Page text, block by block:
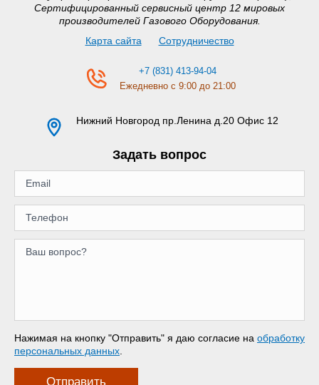
Сертифицированный сервисный центр 12 мировых
производителей Газового Оборудования.
Карта сайта
Сотрудничество
+7 (831) 413-94-04
Ежедневно с 9:00 до 21:00
Нижний Новгород пр.Ленина д.20 Офис 12
Задать вопрос
Нажимая на кнопку "Отправить" я даю согласие на обработку
персональных данных
Отправить